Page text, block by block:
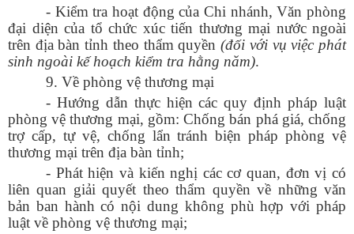
- Kiểm tra hoạt động của Chi nhánh, Văn phòng
đại diện của tổ chức xúc tiến thương mại nước ngoài
trên địa bàn tỉnh theo thẩm quyền(đối với vụ việc phát
sinh ngoài kế hoạch kiểm tra hằng năm).
9. Về phòng vệ thương mại
- Hướng dẫn thực hiện các quy định pháp luật
phòng vệ thương mại, gồm: Chống bán phá giá, chống
trợ cấp, tự vệ, chống lẩn tránh biện pháp phòng vệ
thương mại trên địa bàn tỉnh;
- Phát hiện và kiến nghị các cơ quan, đơn vị có
liên quan giải quyết theo thẩm quyền về những văn
bản ban hành có nội dung không phù hợp với pháp
luật về phòng vệ thương mại;